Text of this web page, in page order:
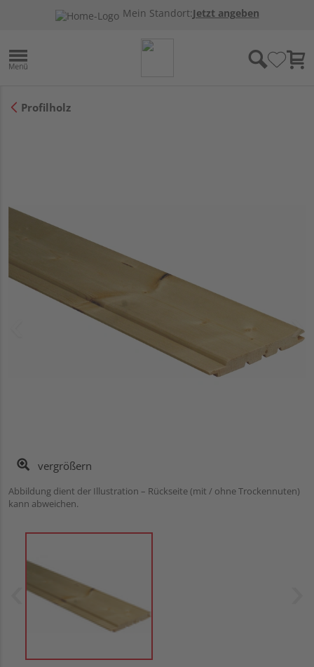
Mein Standort:Jetzt angeben
Profilholz
vergrößern
Abbildung dient der Illustration – Rückseite (mit / ohne Trockennuten)
kann abweichen.